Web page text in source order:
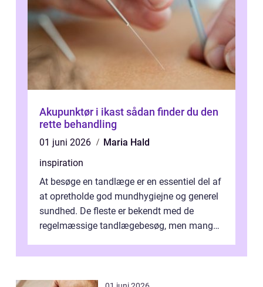
Akupunktør i ikast sådan finder du den
rette behandling
01 juni 2026
Maria Hald
inspiration
At besøge en tandlæge er en essentiel del af
at opretholde god mundhygiejne og generel
sundhed. De fleste er bekendt med de
regelmæssige tandlægebesøg, men mange